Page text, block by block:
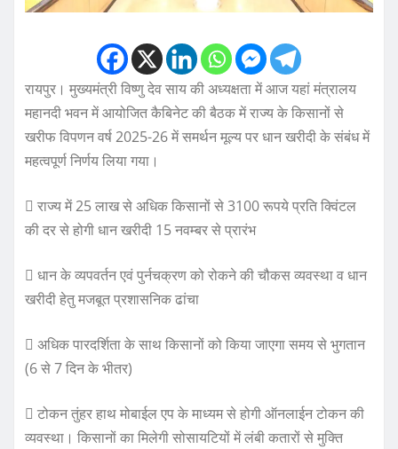
रायपुर। मुख्यमंत्री विष्णु देव साय की अध्यक्षता में आज यहां मंत्रालय
महानदी भवन में आयोजित कैबिनेट की बैठक में राज्य के किसानों से
खरीफ विपणन वर्ष 2025-26 में समर्थन मूल्य पर धान खरीदी के संबंध में
महत्वपूर्ण निर्णय लिया गया।
 राज्य में 25 लाख से अधिक किसानों से 3100 रूपये प्रति क्विंटल
की दर से होगी धान खरीदी 15 नवम्बर से प्रारंभ
 धान के व्यपवर्तन एवं पुर्नचक्रण को रोकने की चौकस व्यवस्था व धान
खरीदी हेतु मजबूत प्रशासनिक ढांचा
 अधिक पारदर्शिता के साथ किसानों को किया जाएगा समय से भुगतान
(6 से 7 दिन के भीतर)
 टोकन तुंहर हाथ मोबाईल एप के माध्यम से होगी ऑनलाईन टोकन की
व्यवस्था। किसानों का मिलेगी सोसायटियों में लंबी कतारों से मुक्ति